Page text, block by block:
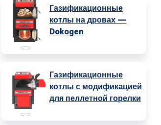
Газификационные
котлы на дровах —
Dokogen
Газификационные
котлы с модификацией
для пеллетной горелки